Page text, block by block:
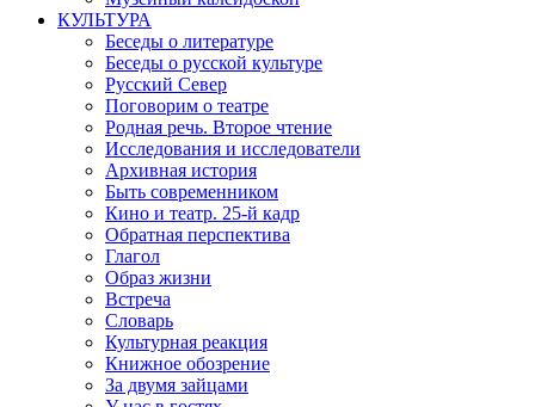
КУЛЬТУРА
Беседы о литературе
Беседы о русской культуре
Русский Север
Поговорим о театре
Родная речь. Второе чтение
Исследования и исследователи
Архивная история
Быть современником
Кино и театр. 25-й кадр
Обратная перспектива
Глагол
Образ жизни
Встреча
Словарь
Культурная реакция
Книжное обозрение
За двумя зайцами